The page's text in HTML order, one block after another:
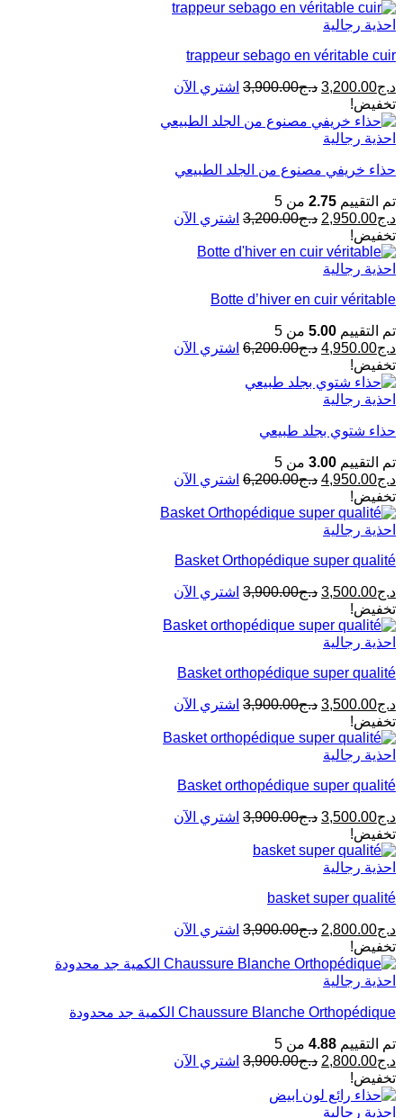
احذية رجالية
trappeur sebago en véritable cuir
د.ج3,200.00 د.ج3,900.00 اشتري الآن
تخفيض!
احذية رجالية
حذاء خريفي مصنوع من الجلد الطبيعي
تم التقييم 2.75 من 5
د.ج2,950.00 د.ج3,200.00 اشتري الآن
تخفيض!
احذية رجالية
Botte d’hiver en cuir véritable
تم التقييم 5.00 من 5
د.ج4,950.00 د.ج6,200.00 اشتري الآن
تخفيض!
احذية رجالية
حذاء شتوي بجلد طبيعي
تم التقييم 3.00 من 5
د.ج4,950.00 د.ج6,200.00 اشتري الآن
تخفيض!
احذية رجالية
Basket Orthopédique super qualité
د.ج3,500.00 د.ج3,900.00 اشتري الآن
تخفيض!
احذية رجالية
Basket orthopédique super qualité
د.ج3,500.00 د.ج3,900.00 اشتري الآن
تخفيض!
احذية رجالية
Basket orthopédique super qualité
د.ج3,500.00 د.ج3,900.00 اشتري الآن
تخفيض!
احذية رجالية
basket super qualité
د.ج2,800.00 د.ج3,900.00 اشتري الآن
تخفيض!
احذية رجالية
Chaussure Blanche Orthopédique الكمية جد محدودة
تم التقييم 4.88 من 5
د.ج2,800.00 د.ج3,900.00 اشتري الآن
تخفيض!
احذية رجالية